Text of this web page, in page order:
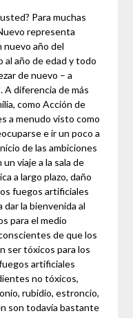
Para muchas
representa
nuevo año del
al año de edad y todo
de nuevo – a
A diferencia de más
como Acción de
a menudo visto como
e ir un poco a
de las ambiciones
viaje a la sala de
a largo plazo, daño
fuegos artificiales
dar la bienvenida al
para el medio
de que los
ser tóxicos para los
artificiales
no tóxicos,
rubidio, estroncio,
son todavía bastante